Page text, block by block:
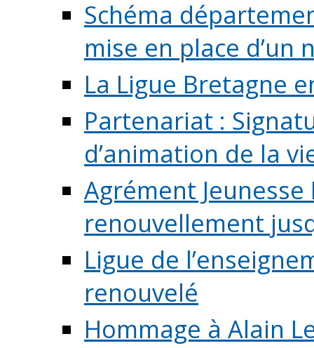
Schéma
mise en place d’un
La Ligue Bretagne
Partenariat :
d’animation de la
Agrément
renouvellement
Ligue de
renouvelé
Hommage à Alain